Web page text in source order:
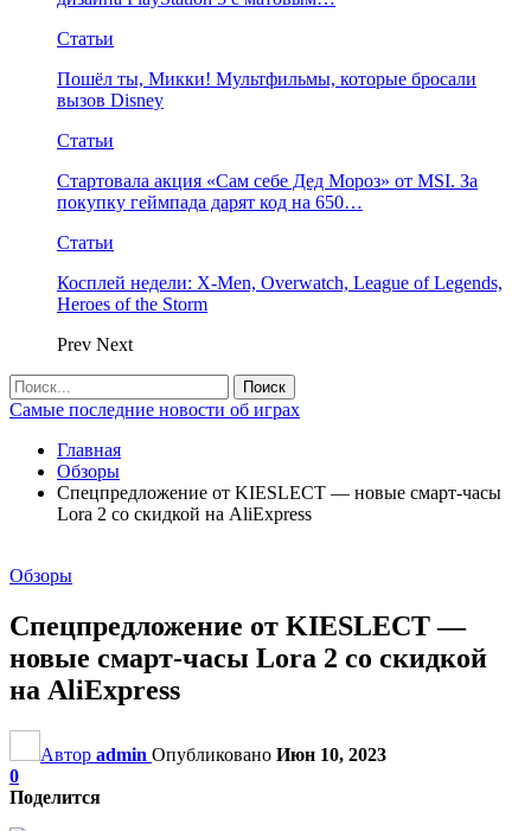
Статьи
Пошёл ты, Микки! Мультфильмы, которые бросали
вызов Disney
Статьи
Стартовала акция «Сам себе Дед Мороз» от MSI. За
покупку геймпада дарят код на 650…
Статьи
Косплей недели: X-Men, Overwatch, League of Legends,
Heroes of the Storm
Prev Next
Самые последние новости об играх
Главная
Обзоры
Спецпредложение от KIESLECT — новые смарт-часы
Lora 2 со скидкой на AliExpress
Обзоры
Спецпредложение от KIESLECT —
новые смарт-часы Lora 2 со скидкой
на AliExpress
Автор admin Опубликовано Июн 10, 2023
0
Поделится